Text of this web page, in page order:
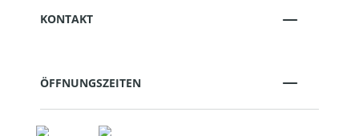
KONTAKT
ÖFFNUNGSZEITEN